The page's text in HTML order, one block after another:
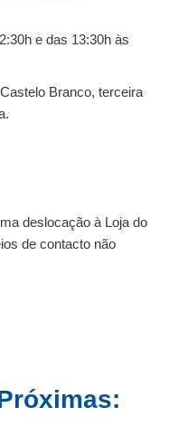
e das 13:30h às
Branco, terceira
deslocação à Loja do
de contacto não